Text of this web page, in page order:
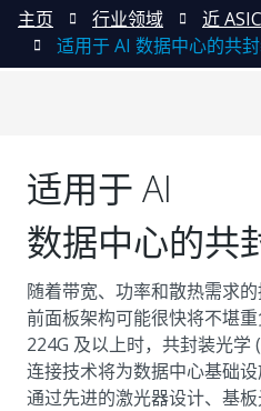
主页 行业领域
近 ASIC
适用于 AI 数据中心的共
适用于 AI
数据中心的共
随着带宽、功率和散热需求的
前面板架构可能很快将不堪
224G 及以上时，共封装光学
连接技术将为数据中心基础
通过先进的激光器设计、基板